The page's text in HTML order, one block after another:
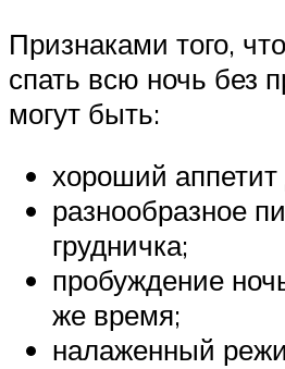
Признаками того,
спать всю ночь без
могут быть:
хороший
разнообразное
грудничка;
пробуждение
же время;
налаженный